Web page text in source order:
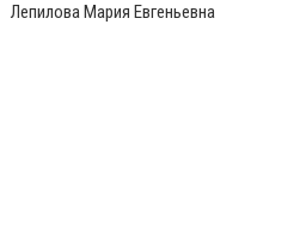
Лепилова Мария Евгеньевна